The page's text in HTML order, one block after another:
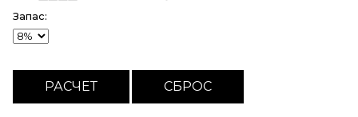
Запас: